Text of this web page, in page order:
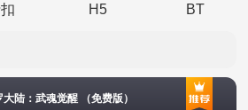
H5 BT
大陆：武魂觉醒 （免费版）